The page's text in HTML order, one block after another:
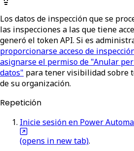
Los datos de inspección que se
las inspecciones a las que tiene
generó el token API. Si es
proporcionarse acceso de
asignarse el permiso de "Anular
datos" para tener visibilidad sobre
de su organización.
Repetición
Inicie sesión en Power
(opens in new tab).